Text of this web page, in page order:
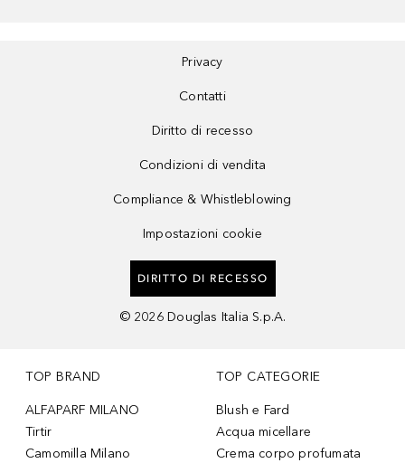
Privacy
Contatti
Diritto di recesso
Condizioni di vendita
Compliance & Whistleblowing
Impostazioni cookie
DIRITTO DI RECESSO
© 2026 Douglas Italia S.p.A.
TOP BRAND
ALFAPARF MILANO
Tirtir
Camomilla Milano
TOP CATEGORIE
Blush e Fard
Acqua micellare
Crema corpo profumata